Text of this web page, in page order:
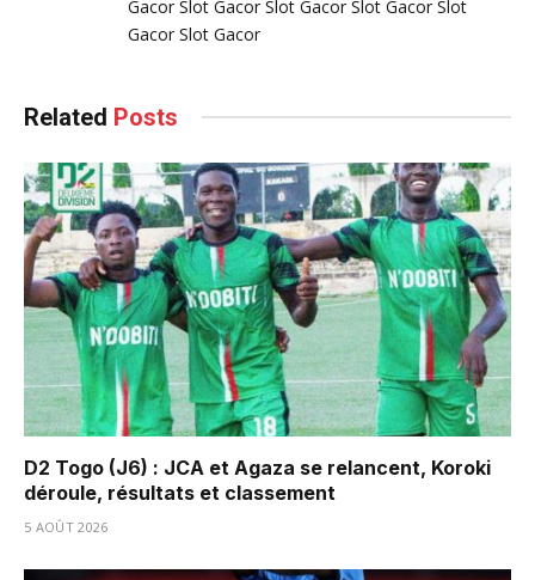
Gacor Slot Gacor Slot Gacor Slot Gacor Slot
Gacor Slot Gacor
Related Posts
D2 Togo (J6) : JCA et Agaza se relancent, Koroki
déroule, résultats et classement
5 AOÛT 2026